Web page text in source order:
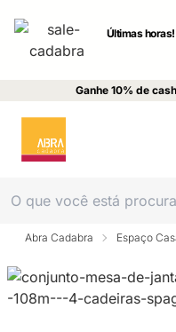
Últimas
Ganhe 10% de
Abra Cadabra Espaço